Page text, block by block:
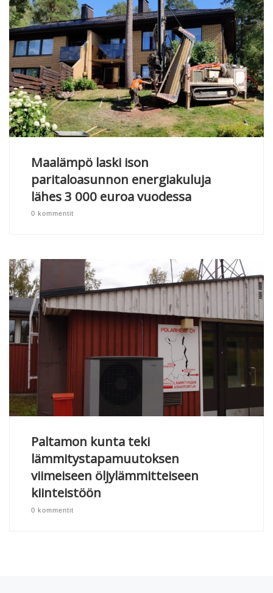
Maalämpö laski ison
paritaloasunnon energiakuluja
lähes 3 000 euroa vuodessa
0 kommentit
Paltamon kunta teki
lämmitystapamuutoksen
viimeiseen öljylämmitteiseen
kiinteistöön
0 kommentit